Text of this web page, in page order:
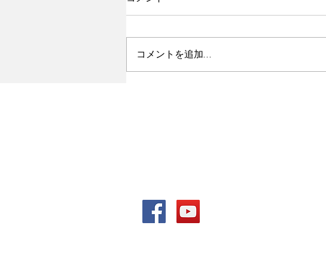
コメントを追加…